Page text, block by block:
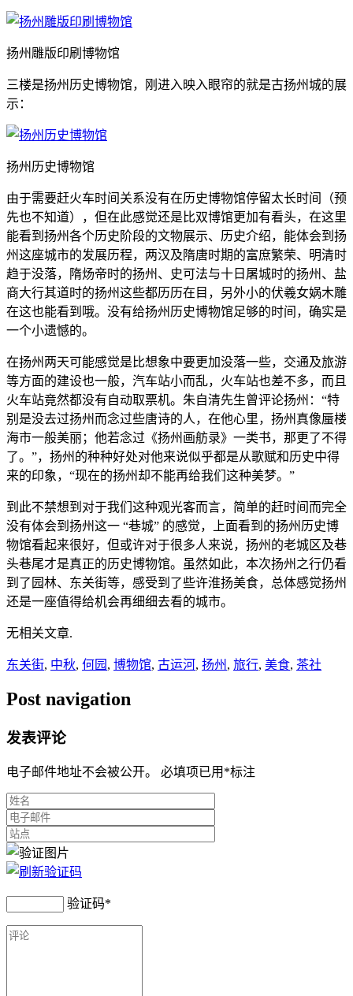
扬州雕版印刷博物馆
三楼是扬州历史博物馆，刚进入映入眼帘的就是古扬州城的展
示：
扬州历史博物馆
由于需要赶火车时间关系没有在历史博物馆停留太长时间（预
先也不知道），但在此感觉还是比双博馆更加有看头，在这里
能看到扬州各个历史阶段的文物展示、历史介绍，能体会到扬
州这座城市的发展历程，两汉及隋唐时期的富庶繁荣、明清时
趋于没落，隋炀帝时的扬州、史可法与十日屠城时的扬州、盐
商大行其道时的扬州这些都历历在目，另外小的伏羲女娲木雕
在这也能看到哦。没有给扬州历史博物馆足够的时间，确实是
一个小遗憾的。
在扬州两天可能感觉是比想象中要更加没落一些，交通及旅游
等方面的建设也一般，汽车站小而乱，火车站也差不多，而且
火车站竟然都没有自动取票机。朱自清先生曾评论扬州：“特
别是没去过扬州而念过些唐诗的人，在他心里，扬州真像蜃楼
海市一般美丽；他若念过《扬州画舫录》一类书，那更了不得
了。”，扬州的种种好处对他来说似乎都是从歌赋和历史中得
来的印象，“现在的扬州却不能再给我们这种美梦。”
到此不禁想到对于我们这种观光客而言，简单的赶时间而完全
没有体会到扬州这一 “巷城” 的感觉，上面看到的扬州历史博
物馆看起来很好，但或许对于很多人来说，扬州的老城区及巷
头巷尾才是真正的历史博物馆。虽然如此，本次扬州之行仍看
到了园林、东关街等，感受到了些许淮扬美食，总体感觉扬州
还是一座值得给机会再细细去看的城市。
无相关文章.
东关街, 中秋, 何园 , 博物馆, 古运河, 扬州 , 旅行, 美食, 茶社
Post navigation
发表评论
电子邮件地址不会被公开。 必填项已用 *标注
验证码*